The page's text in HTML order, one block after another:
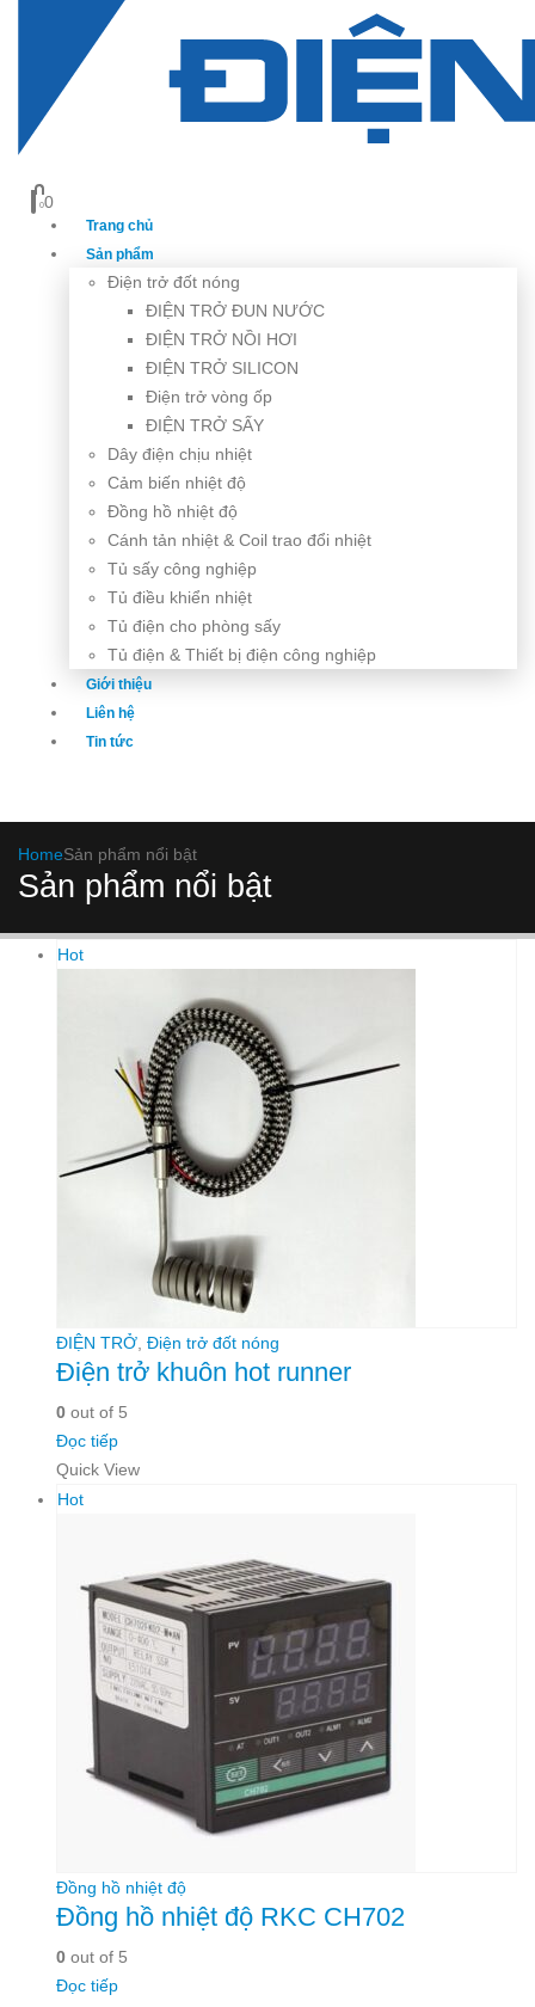
00
Trang chủ
Sản phẩm
Điện trở đốt nóng
ĐIỆN TRỞ ĐUN NƯỚC
ĐIỆN TRỞ NỒI HƠI
ĐIỆN TRỞ SILICON
Điện trở vòng ốp
ĐIỆN TRỞ SẤY
Dây điện chịu nhiệt
Cảm biến nhiệt độ
Đồng hồ nhiệt độ
Cánh tản nhiệt & Coil trao đổi nhiệt
Tủ sấy công nghiệp
Tủ điều khiển nhiệt
Tủ điện cho phòng sấy
Tủ điện & Thiết bị điện công nghiệp
Giới thiệu
Liên hệ
Tin tức
HomeSản phẩm nổi bật
Sản phẩm nổi bật
Hot
ĐIỆN TRỞ Điện trở đốt nóng
Điện trở khuôn hot runner
0 out of 5
Đọc tiếp
Quick View
Hot
Đồng hồ nhiệt độ
Đồng hồ nhiệt độ RKC CH702
0 out of 5
Đọc tiếp